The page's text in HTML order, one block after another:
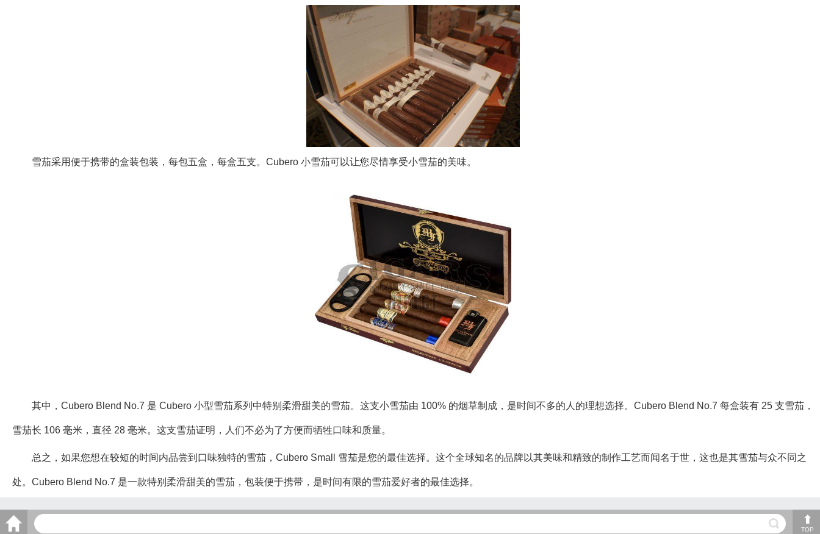
雪茄采用便于携带的盒装包装，每包五盒，每盒五支。Cubero 小雪茄可以让您尽情享受小雪茄的美味。
其中，Cubero Blend No.7 是 Cubero 小型雪茄系列中特别柔滑甜美的雪茄。这支小雪茄由 100% 的烟草制成，是时间不多的人的理想选择。Cubero Blend No.7 每盒装有 25 支雪茄，
雪茄长 106 毫米，直径 28 毫米。这支雪茄证明，人们不必为了方便而牺牲口味和质量。
总之，如果您想在较短的时间内品尝到口味独特的雪茄，Cubero Small 雪茄是您的最佳选择。这个全球知名的品牌以其美味和精致的制作工艺而闻名于世，这也是其雪茄与众不同之
处。Cubero Blend No.7 是一款特别柔滑甜美的雪茄，包装便于携带，是时间有限的雪茄爱好者的最佳选择。
TOP